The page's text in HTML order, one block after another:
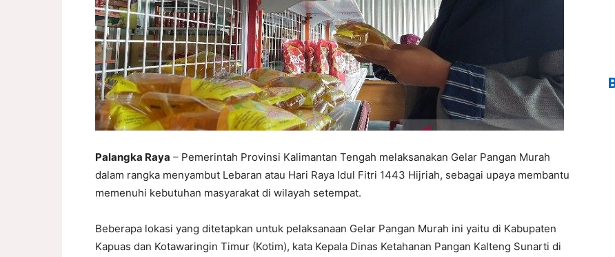
Palangka Raya – Pemerintah Provinsi Kalimantan Tengah melaksanakan Gelar Pangan Murah
dalam rangka menyambut Lebaran atau Hari Raya Idul Fitri 1443 Hijriah, sebagai upaya membantu
memenuhi kebutuhan masyarakat di wilayah setempat.
Beberapa lokasi yang ditetapkan untuk pelaksanaan Gelar Pangan Murah ini yaitu di Kabupaten
Kapuas dan Kotawaringin Timur (Kotim), kata Kepala Dinas Ketahanan Pangan Kalteng Sunarti di